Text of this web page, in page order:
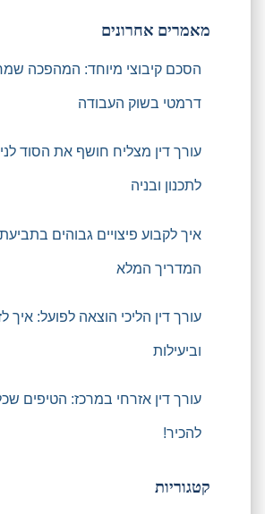
מאמרים אחרונים
הסכם קיבוצי מיוחד: המהפכה
דרמטי בשוק העבודה
עורך דין מצליח חושף את הסוד
לתכנון ובניה
איך לקבוע פיצויים גבוהים
המדריך המלא
עורך דין הליכי הוצאה לפועל: איך
וביעילות
עורך דין אזרחי במרכז: הטיפים
להכיר!
קטגוריות